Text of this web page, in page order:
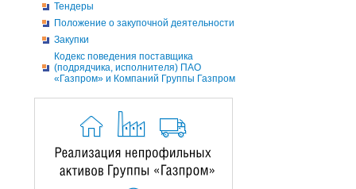
Тендеры
Положение о закупочной деятельности
Закупки
Кодекс поведения поставщика
(подрядчика, исполнителя) ПАО
«Газпром» и Компаний Группы Газпром